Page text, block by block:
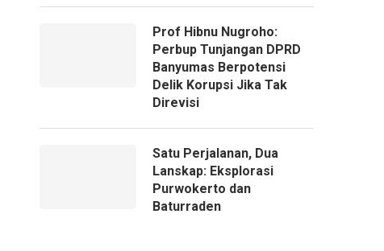
Prof Hibnu Nugroho:
Perbup Tunjangan DPRD
Banyumas Berpotensi
Delik Korupsi Jika Tak
Direvisi
Satu Perjalanan, Dua
Lanskap: Eksplorasi
Purwokerto dan
Baturraden